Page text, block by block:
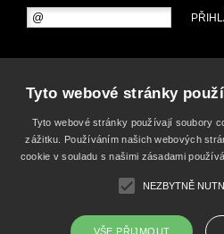
Tyto webové stránky
Tyto webové stránky používají soubory
zážitku. Používáním našich webových
cookie v souladu s našimi zásadami
NEZBYTNĚ
VŠE PŘIJMOUT